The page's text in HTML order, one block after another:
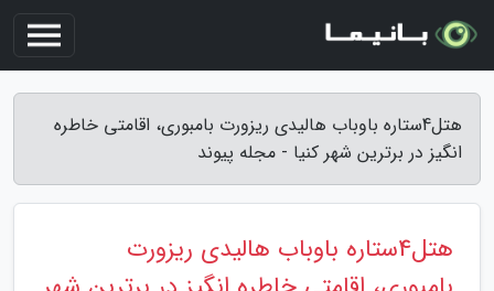
هتل4ستاره باوباب هالیدی ریزورت بامبوری، اقامتی خاطره
انگیز در برترین شهر کنیا - مجله پیوند
هتل4ستاره باوباب هالیدی ریزورت